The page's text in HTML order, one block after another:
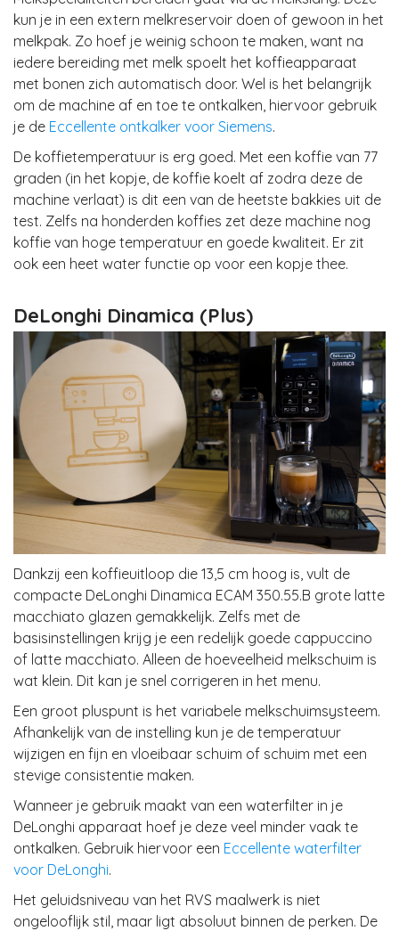
kun je in een extern melkreservoir doen of gewoon in het
melkpak. Zo hoef je weinig schoon te maken, want na
iedere bereiding met melk spoelt het koffieapparaat
met bonen zich automatisch door. Wel is het belangrijk
om de machine af en toe te ontkalken, hiervoor gebruik
je de Eccellente ontkalker voor Siemens.
De koffietemperatuur is erg goed. Met een koffie van 77
graden (in het kopje, de koffie koelt af zodra deze de
machine verlaat) is dit een van de heetste bakkies uit de
test. Zelfs na honderden koffies zet deze machine nog
koffie van hoge temperatuur en goede kwaliteit. Er zit
ook een heet water functie op voor een kopje thee.
DeLonghi Dinamica (Plus)
Dankzij een koffieuitloop die 13,5 cm hoog is, vult de
compacte DeLonghi Dinamica ECAM 350.55.B grote latte
macchiato glazen gemakkelijk. Zelfs met de
basisinstellingen krijg je een redelijk goede cappuccino
of latte macchiato. Alleen de hoeveelheid melkschuim is
wat klein. Dit kan je snel corrigeren in het menu.
Een groot pluspunt is het variabele melkschuimsysteem.
Afhankelijk van de instelling kun je de temperatuur
wijzigen en fijn en vloeibaar schuim of schuim met een
stevige consistentie maken.
Wanneer je gebruik maakt van een waterfilter in je
DeLonghi apparaat hoef je deze veel minder vaak te
ontkalken. Gebruik hiervoor een Eccellente waterfilter
voor DeLonghi.
Het geluidsniveau van het RVS maalwerk is niet
ongelooflijk stil, maar ligt absoluut binnen de perken. De